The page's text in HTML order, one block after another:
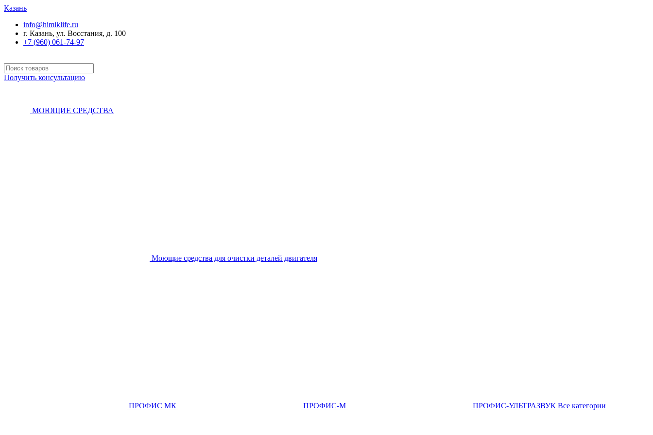
Казань
info@himiklife.ru
г. Казань, ул. Восстания, д. 100
+7 (960) 061-74-97
Получить консультацию
МОЮЩИЕ СРЕДСТВА
Моющие средства для очистки деталей двигателя
ПРОФИС МК ПРОФИС-М ПРОФИС-УЛЬТРАЗВУК Все категории